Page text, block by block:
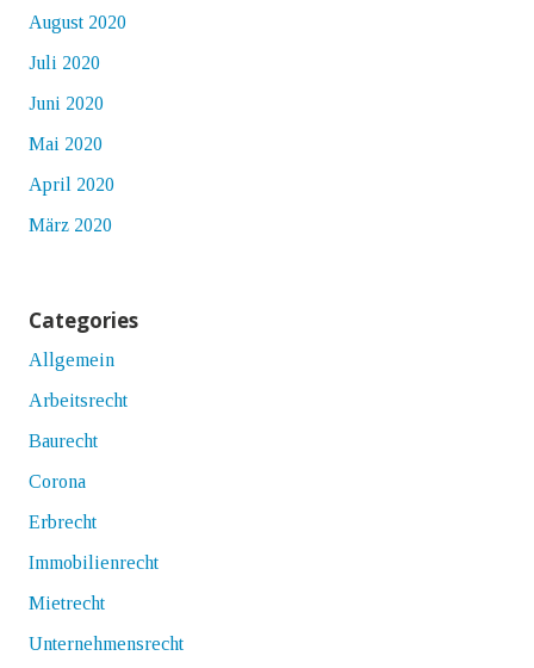
August 2020
Juli 2020
Juni 2020
Mai 2020
April 2020
März 2020
Categories
Allgemein
Arbeitsrecht
Baurecht
Corona
Erbrecht
Immobilienrecht
Mietrecht
Unternehmensrecht